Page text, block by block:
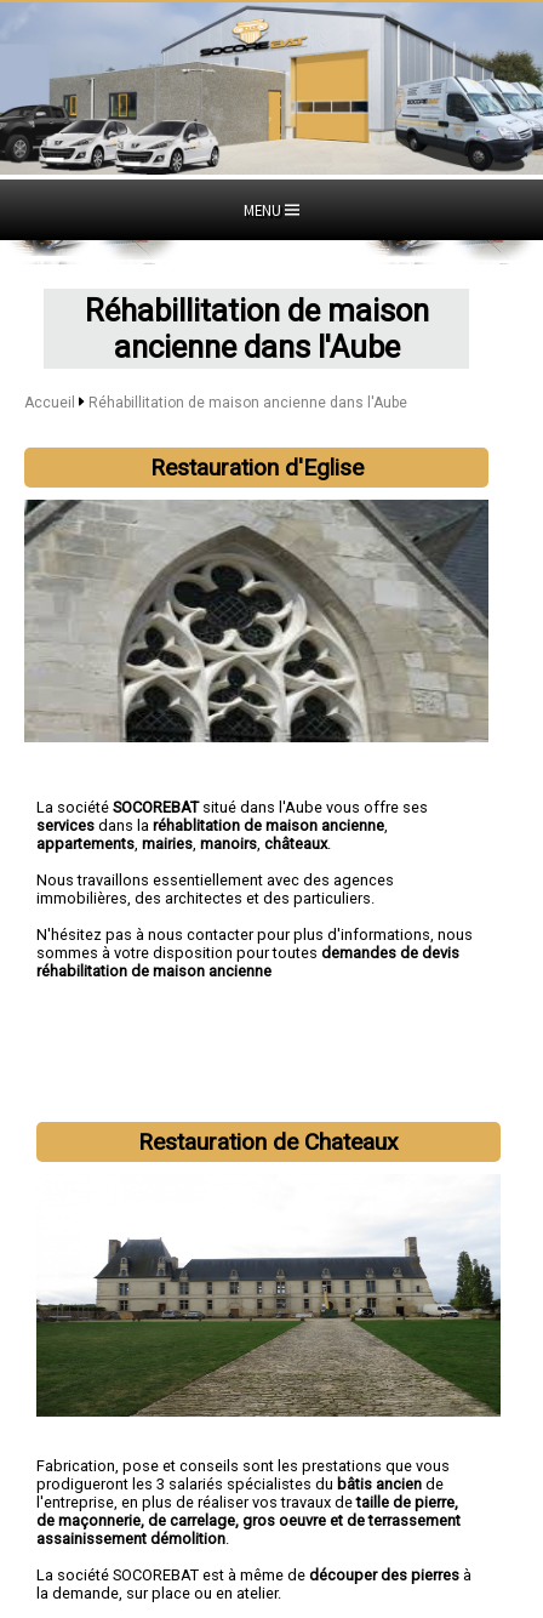
MENU
Réhabillitation de maison
ancienne dans l'Aube
Accueil Réhabillitation de maison ancienne dans l'Aube
Restauration d'Eglise
La société SOCOREBATsitué dans l'Aube vous offre ses
services dans la réhablitation de maison ancienne
appartements mairies manoirs châteaux.
Nous travaillons essentiellement avec des agences
immobilières, des architectes et des particuliers.
N'hésitez pas à nous contacter pour plus d'informations, nous
sommes à votre disposition pour toutes demandes de devis
réhabilitation de maison ancienne
Restauration de Chateaux
Fabrication, pose et conseils sont les prestations que vous
prodigueront les 3 salariés spécialistes du bâtis ancien de
l'entreprise, en plus de réaliser vos travaux detaille de pierre,
de maçonnerie, de carrelage, gros oeuvre et de terrassement
assainissement démolition
La société SOCOREBAT est à même de découper des pierres à
la demande, sur place ou en atelier.